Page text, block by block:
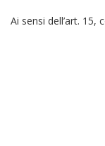
Ai sensi dell’art. 15,